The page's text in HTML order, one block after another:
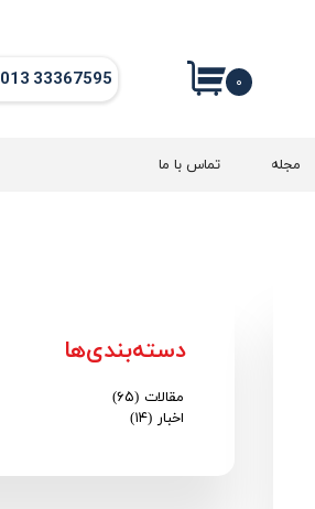
013​​​​​​​ 33367595
مجله تماس با ما
۰
دسته‌بندی‌ها
مقالات (۶۵)
اخبار (۱۴)